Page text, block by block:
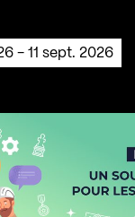
- 11 sept. 2026